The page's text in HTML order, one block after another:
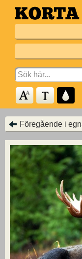
Hoppa
till
Search
for:
Föregående i